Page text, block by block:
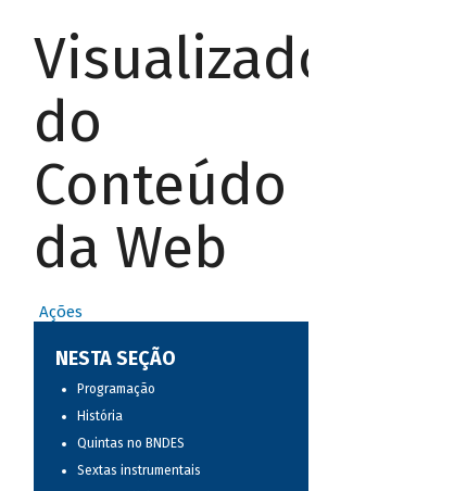
Visualizador
do
Conteúdo
da Web
Ações
NESTA SEÇÃO
Programação
História
Quintas no BNDES
Sextas instrumentais